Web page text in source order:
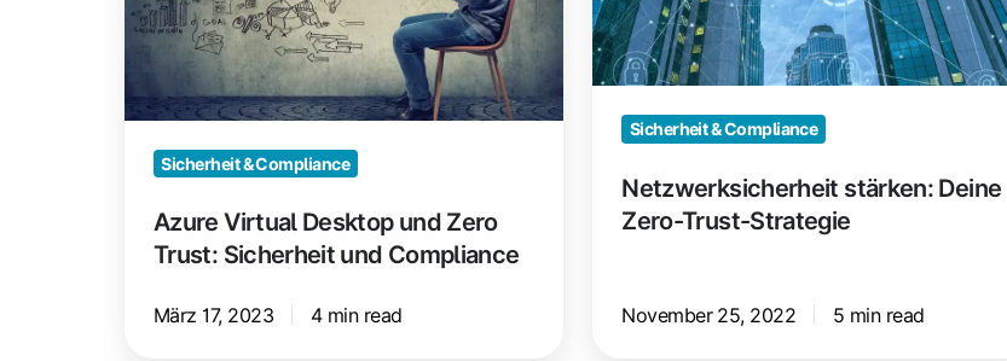
Zero
Trust:
Sicherheit
und
Compliance
Sicherheit & Compliance
Azure Virtual Desktop und Zero
Trust: Sicherheit und Compliance
März 17, 2023 4 min read
Trust-
Strategie
Sicherheit & Compliance
Netzwerksicherheit stärken: Deine
Zero-Trust-Strategie
November 25, 2022 5 min read